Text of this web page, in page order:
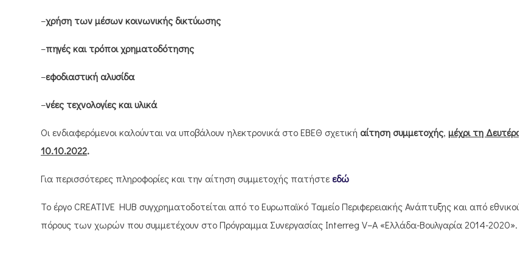
–χρήση των μέσων κοινωνικής δικτύωσης
–πηγές και τρόποι χρηματοδότησης
–εφοδιαστική αλυσίδα
–νέες τεχνολογίες και υλικά
Οι ενδιαφερόμενοι καλούνται να υποβάλουν ηλεκτρονικά στο ΕΒΕΘ σχετική αίτηση συμμετοχής, μέχρι τη Δευτέρα
10.10.2022.
Για περισσότερες πληροφορίες και την αίτηση συμμετοχής πατήστε εδώ
Το έργοCREATIVE HUB συγχρηματοδοτείται από το Ευρωπαϊκό Ταμείο Περιφερειακής Ανάπτυξης και από εθνικούς
πόρους των χωρών που συμμετέχουν στο Πρόγραμμα Συνεργασίας Interreg V–A«Ελλάδα-Βουλγαρία 2014-2020».